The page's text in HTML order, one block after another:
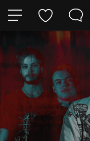
HOPPA TILL
HOPPA TILL INNEHÅLLET